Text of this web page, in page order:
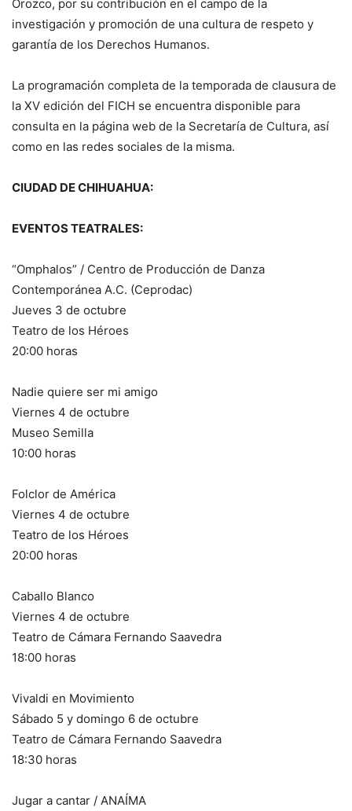
Orozco, por su contribución en el campo de la
investigación y promoción de una cultura de respeto y
garantía de los Derechos Humanos.
La programación completa de la temporada de clausura de
la XV edición del FICH se encuentra disponible para
consulta en la página web de la Secretaría de Cultura, así
como en las redes sociales de la misma.
CIUDAD DE CHIHUAHUA:
EVENTOS TEATRALES:
“Omphalos” / Centro de Producción de Danza
Contemporánea A.C. (Ceprodac)
Jueves 3 de octubre
Teatro de los Héroes
20:00 horas
Nadie quiere ser mi amigo
Viernes 4 de octubre
Museo Semilla
10:00 horas
Folclor de América
Viernes 4 de octubre
Teatro de los Héroes
20:00 horas
Caballo Blanco
Viernes 4 de octubre
Teatro de Cámara Fernando Saavedra
18:00 horas
Vivaldi en Movimiento
Sábado 5 y domingo 6 de octubre
Teatro de Cámara Fernando Saavedra
18:30 horas
Jugar a cantar / ANAÍMA